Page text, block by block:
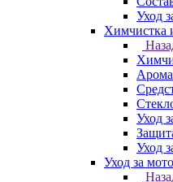
Уход
Химчистка
Уход
Уход
Уход за